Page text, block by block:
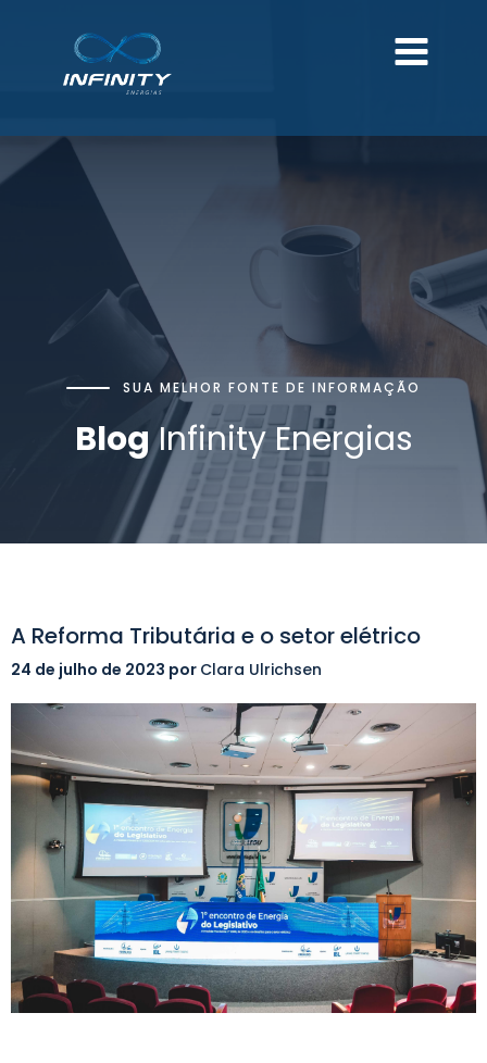
SUA MELHOR FONTE DE INFORMAÇÃO
BlogInfinity Energias
A Reforma Tributária e o setor elétrico
24 de julho de 2023 por Clara Ulrichsen